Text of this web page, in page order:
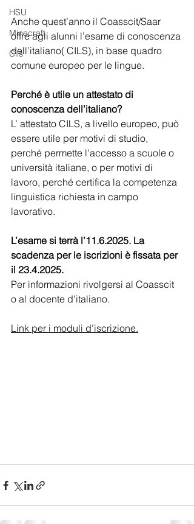
HSU
Minecraft
Cils
Anche quest’anno il Coasscit/Saar
offre agli alunni l’esame di conoscenza
dell’italiano( CILS), in base quadro
comune europeo per le lingue.
Perché è utile un attestato di
conoscenza dell’italiano?
L’ attestato CILS, a livello europeo, può
essere utile per motivi di studio,
perché permette l'accesso a scuole o
università italiane, o per motivi di
lavoro, perché certifica la competenza
linguistica richiesta in campo
lavorativo.
L’esame si terrà l’11.6.2025. La
scadenza per le iscrizioni è fissata per
il 23.4.2025.
Per informazioni rivolgersi al Coasscit
o al docente d'italiano.
Link per i moduli d’iscrizione.